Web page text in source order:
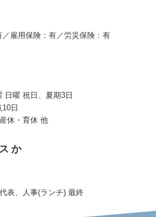
雇用保険：有／労災保険：有
日曜 祝日、夏期3日
日
休・育休 他
か
表、人事(ランチ) 最終